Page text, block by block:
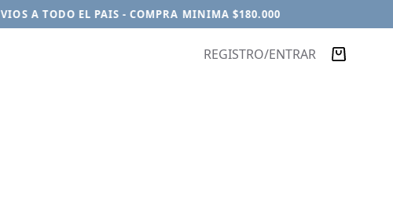
TODO EL PAIS - COMPRA MINIMA $180.000
REGISTRO/ENTRAR
Carro